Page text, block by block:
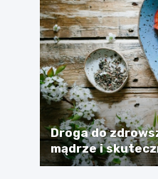
Droga do
mądrze i